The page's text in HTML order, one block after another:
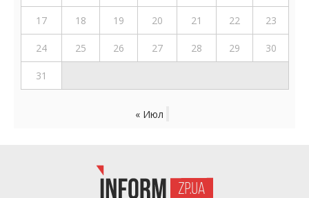
17 18 19 20 21 22 23
24 25 26 27 28 29 30
31
« Июл